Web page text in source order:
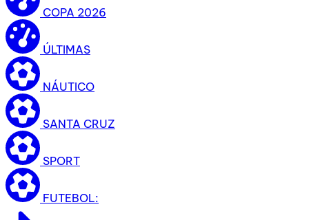
COPA 2026
ÚLTIMAS
NÁUTICO
SANTA CRUZ
SPORT
FUTEBOL: